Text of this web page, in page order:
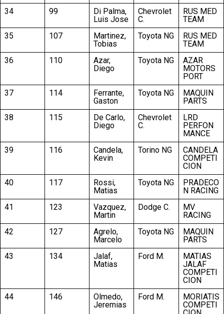
34
99
Di Palma,
Luis Jose
Chevrolet
C.
RUS MED
TEAM
35
107
Martinez,
Tobias
Toyota NG
RUS MED
TEAM
36
110
Azar,
Diego
Toyota NG
AZAR
MOTORS
PORT
37
114
Ferrante,
Gaston
Toyota NG
MAQUIN
PARTS
38
115
De Carlo,
Diego
Chevrolet
C.
LRD
PERFON
MANCE
39
116
Candela,
Kevin
Torino NG
CANDELA
COMPETI
CION
40
117
Rossi,
Matias
Toyota NG
PRADECO
N RACING
41
123
Vazquez,
Martin
Dodge C.
MV
RACING
42
127
Agrelo,
Marcelo
Toyota NG
MAQUIN
PARTS
43
134
Jalaf,
Matias
Ford M.
MATIAS
JALAF
COMPETI
CION
44
146
Olmedo,
Jeremias
Ford M.
MORIATIS
COMPETI